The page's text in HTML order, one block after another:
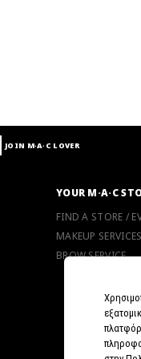
JOIN M∙A∙C LOVER
YOUR M·A·C
FIND A STORE /
MAKEUP SERVICES
BROW SERVICE